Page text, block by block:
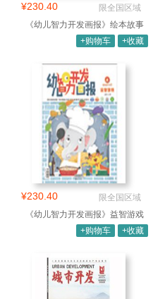
¥230.40
限全国区域
《幼儿智力开发画报》绘本故事
+购物车
+收藏
¥230.40
限全国区域
《幼儿智力开发画报》益智游戏
+购物车
+收藏